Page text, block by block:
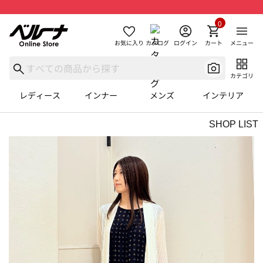
お気に入り カタログ ログイン カート
0
メニュー
カテゴリ
レディース インナー メンズ インテリア
SHOP LIST